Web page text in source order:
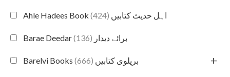
Ahle Hadees Book اہل حدیث کتابیں (424)
Barae Deedar برائے دیدار (136)
Barelvi Books بریلوی کتابیں (666) +